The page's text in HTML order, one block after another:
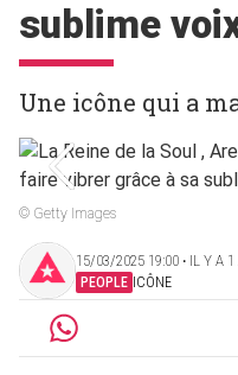
sublime
Une icône qui a
© Getty Images
15/03/2025 19:00 ‧ IL Y A 1
PEOPLE ICÔNE